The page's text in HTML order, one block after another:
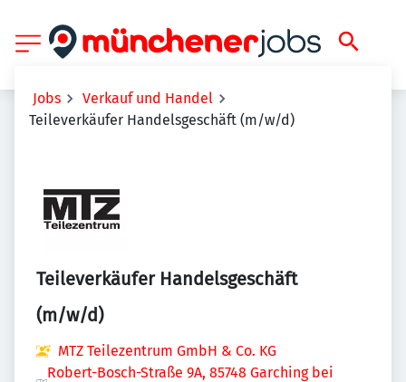
Jobs
Verkauf und Handel
Teileverkäufer Handelsgeschäft (m/w/d)
Teileverkäufer Handelsgeschäft
(m/w/d)
MTZ Teilezentrum GmbH & Co. KG
Robert-Bosch-Straße 9A, 85748 Garching bei